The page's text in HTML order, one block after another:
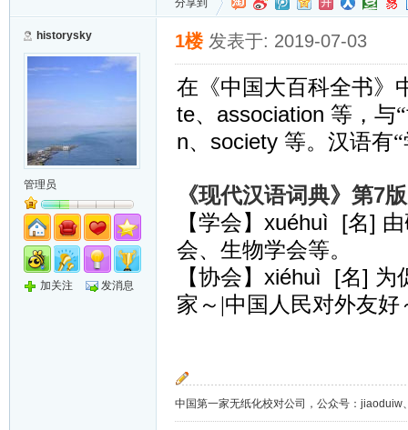
分享到
historysky
管理员
加关注 发消息
1楼 发表于: 2019-07-03
在《中国大百科全书》
te、association 等，与
n、society 等。汉语有
《现代汉语词典》第7
【学会】 xuéhuì [名]
会、生物学会等。
【协会】 xiéhuì [名] 为
家～|中国人民对外友好
中国第一家无纸化校对公司，公众号：